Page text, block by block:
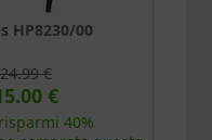
HP8230/00
24.99 €
€
40%